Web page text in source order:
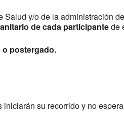
y/o de la administración
de cada participantede
postergado.
su recorrido y no